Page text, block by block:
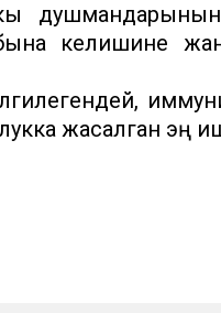
келишине
жасалган эң